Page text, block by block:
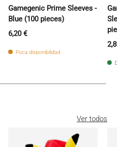
Gamegenic Prime Sleeves -
Blue (100 pieces)
Precio normal
6,20 €
Poca disponibilidad
Ver todos